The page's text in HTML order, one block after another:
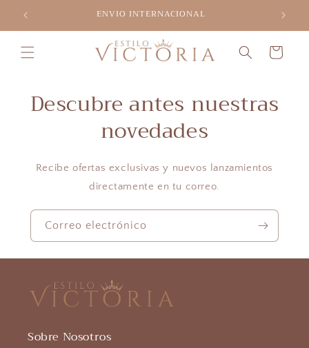
directamente
ENVIO INTERNACIONAL
Carrito
Descubre antes nuestras
novedades
Recibe ofertas exclusivas y nuevos lanzamientos
directamente en tu correo.
Correo electrónico
Sobre Nosotros